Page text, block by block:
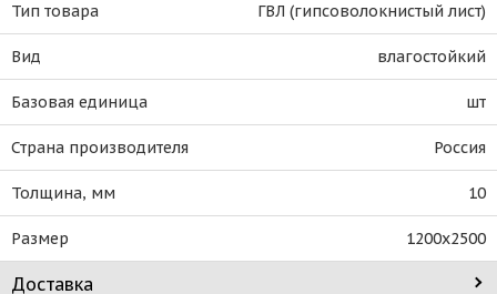
Тип товара ГВЛ (гипсоволокнистый лист)
Вид влагостойкий
Базовая единица шт
Страна производителя Россия
Толщина, мм 10
Размер 1200х2500
Доставка